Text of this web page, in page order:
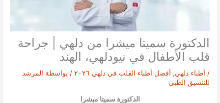
الدكتورة سميتا ميشرا من دلهي | جراحة
قلب الأطفال في نيودلهي، الهند
/ أطباء دلهي, أفضل أطباء القلب في دلهي ٢٠٢٦ / بواسطة المرشد
للتنسيق الطبي
الدكتورة سميتا ميشرا